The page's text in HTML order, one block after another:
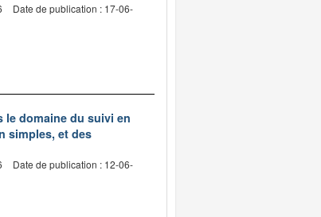
Date de publication : 17-06-
le domaine du suivi en
simples, et des
Date de publication : 12-06-